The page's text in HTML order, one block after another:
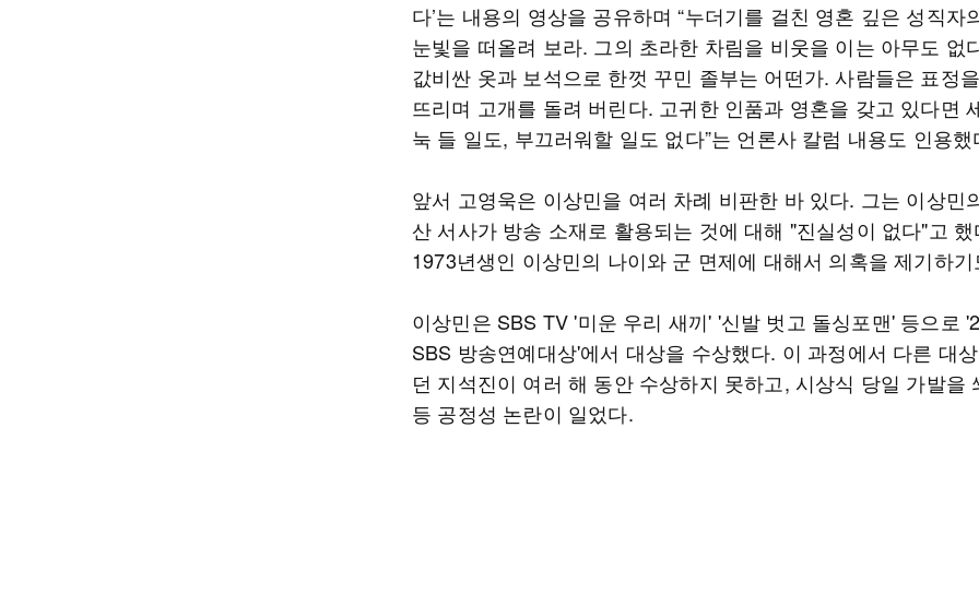
다’는 내용의 영상을 공유하며 “누더기를 걸친 영혼 깊은 성직자
눈빛을 떠올려 보라. 그의 초라한 차림을 비웃을 이는 아무도 없
값비싼 옷과 보석으로 한껏 꾸민 졸부는 어떤가. 사람들은 표정
뜨리며 고개를 돌려 버린다. 고귀한 인품과 영혼을 갖고 있다면
눅 들 일도, 부끄러워할 일도 없다”는 언론사 칼럼 내용도 인용했
앞서 고영욱은 이상민을 여러 차례 비판한 바 있다. 그는 이상민
산 서사가 방송 소재로 활용되는 것에 대해 "진실성이 없다"고 했
1973년생인 이상민의 나이와 군 면제에 대해서 의혹을 제기하
이상민은 SBS TV '미운 우리 새끼' '신발 벗고 돌싱포맨' 등으로
SBS 방송연예대상'에서 대상을 수상했다. 이 과정에서 다른 대
던 지석진이 여러 해 동안 수상하지 못하고, 시상식 당일 가발을
등 공정성 논란이 일었다.